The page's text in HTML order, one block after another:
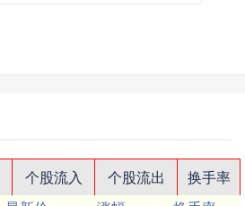
个股流入 个股流出
换手率